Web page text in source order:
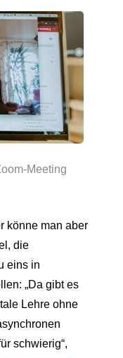
Meeting
könne man aber
die
eins in
„Da gibt es
Lehre ohne
schwierig“,